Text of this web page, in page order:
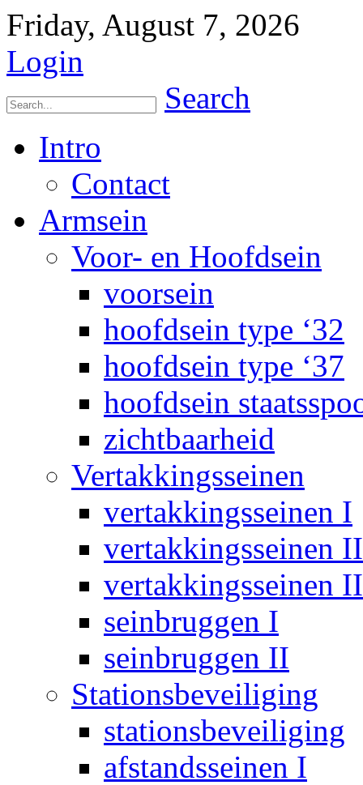
Friday, August 7, 2026
Login
Search
Intro
Contact
Armsein
Voor- en Hoofdsein
voorsein
hoofdsein type ‘32
hoofdsein type ‘37
hoofdsein
zichtbaarheid
Vertakkingsseinen
vertakkingsseinen I
vertakkingsseinen II
vertakkingsseinen
seinbruggen I
seinbruggen II
Stationsbeveiliging
stationsbeveiliging
afstandsseinen I